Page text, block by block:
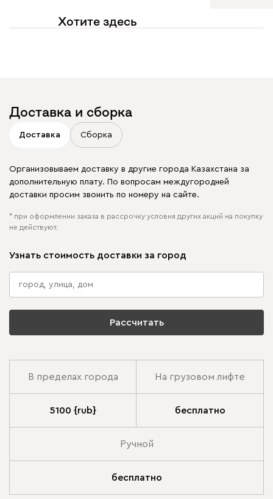
Хотите здесь
Доставка и сборка
Доставка Сборка
Организовываем доставку в другие города Казахстана за
дополнительную плату. По вопросам междугородней
доставки просим звонить по номеру на сайте.
* при оформлении заказа в рассрочку условия других акций на покупку
не действуют.
Узнать стоимость доставки за город
Рассчитать
В пределах города На грузовом лифте
5100 {rub} бесплатно
Ручной
бесплатно